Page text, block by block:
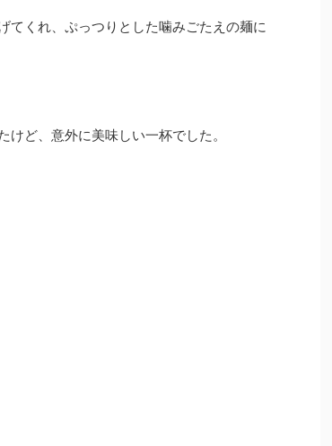
てくれ、ぷっつりとした噛みごたえの麺に
ど、意外に美味しい一杯でした。